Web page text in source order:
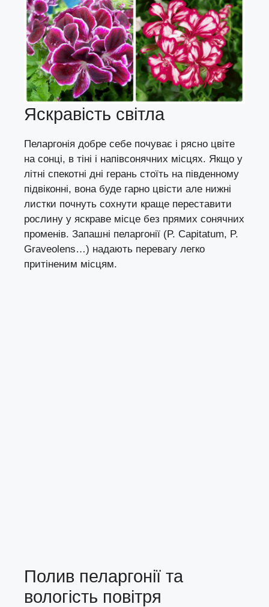
Яскравість світла
Пеларгонія добре себе почуває і рясно цвіте
на сонці, в тіні і напівсонячних місцях. Якщо у
літні спекотні дні герань стоїть на південному
підвіконні, вона буде гарно цвісти але нижні
листки почнуть сохнути краще переставити
рослину у яскраве місце без прямих сонячних
променів. Запашні пеларгонії (P. Capitatum, P.
Graveolens…) надають перевагу легко
притіненим місцям.
Полив пеларгонії та
вологість повітря